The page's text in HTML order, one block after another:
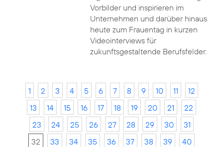
Vorbilder und inspirieren im
Unternehmen und darüber hinaus
heute zum Frauentag in kurzen
Videointerviews für
zukunftsgestaltende Berufsfelder.
1 2 3 4 5 6 7 8 9 10 11
12
13
14 15 16 17 18 19 20 21
22
23
24 25 26 27 28 29 30
31
32
33 34 35 36 37 38 39
40